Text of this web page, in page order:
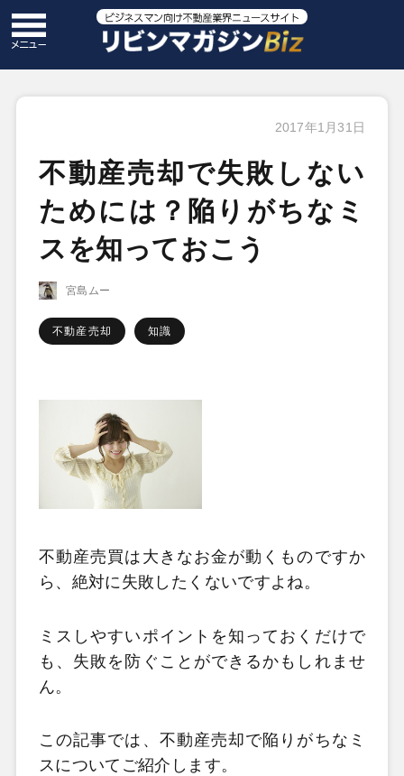
2017年1月31日
不動産売却で失敗しない
ためには？陥りがちなミ
スを知っておこう
宮島ムー
不動産売却 知識
不動産売買は大きなお金が動くものですか
ら、絶対に失敗したくないですよね。
ミスしやすいポイントを知っておくだけで
も、失敗を防ぐことができるかもしれませ
ん。
この記事では、不動産売却で陥りがちなミ
スについてご紹介します。